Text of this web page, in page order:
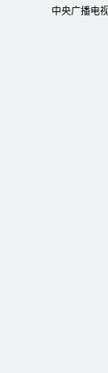
中央广播电